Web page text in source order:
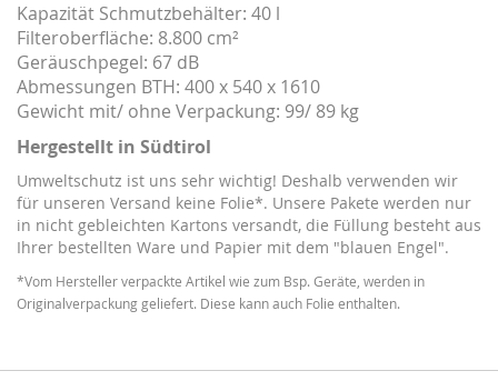
Kapazität Schmutzbehälter: 40 l
Filteroberfläche: 8.800 cm²
Geräuschpegel: 67 dB
Abmessungen BTH: 400 x 540 x 1610
Gewicht mit/ ohne Verpackung: 99/ 89 kg
Hergestellt in Südtirol
Umweltschutz ist uns sehr wichtig! Deshalb verwenden wir
für unseren Versand keine Folie*. Unsere Pakete werden nur
in nicht gebleichten Kartons versandt, die Füllung besteht aus
Ihrer bestellten Ware und Papier mit dem "blauen Engel".
*Vom Hersteller verpackte Artikel wie zum Bsp. Geräte, werden in
Originalverpackung geliefert. Diese kann auch Folie enthalten.